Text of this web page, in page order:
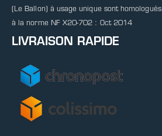
(Le Ballon) à usage unique sont homologués
à la norme NF X20-702 : Oct 2014
LIVRAISON RAPIDE